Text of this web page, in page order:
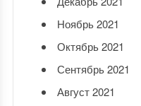
Ноябрь 2021
Октябрь 2021
Сентябрь 2021
Август 2021